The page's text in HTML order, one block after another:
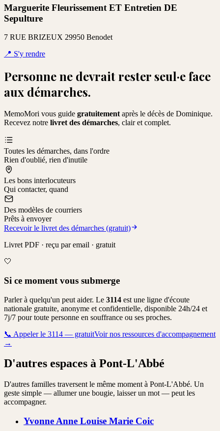
Marguerite Fleurissement ET Entretien DE
Sepulture
7 RUE BRIZEUX 29950 Benodet
📍 S'y rendre
Personne ne devrait rester seul·e face
aux démarches.
MemoMori vous guide gratuitement après le décès de Dominique.
Recevez notre livret des démarches, clair et complet.
Toutes les démarches, dans l'ordre
Rien d'oublié, rien d'inutile
Les bons interlocuteurs
Qui contacter, quand
Des modèles de courriers
Prêts à envoyer
Recevoir le livret des démarches (gratuit)
Livret PDF · reçu par email · gratuit
🤍
Si ce moment vous submerge
Parler à quelqu'un peut aider. Le 3114 est une ligne d'écoute
nationale gratuite, anonyme et confidentielle, disponible 24h/24 et
7j/7 pour toute personne en souffrance ou ses proches.
📞 Appeler le 3114 — gratuitVoir nos ressources d'accompagnement
→
D'autres espaces à Pont-L'Abbé
D'autres familles traversent le même moment à Pont-L'Abbé. Un
geste simple — allumer une bougie, laisser un mot — peut les
accompagner.
Yvonne Anne Louise Marie Coic